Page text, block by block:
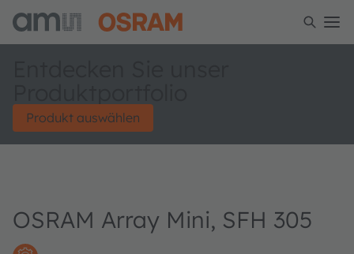
Produkt auswählen
OSRAM Array Mini, SFH 305